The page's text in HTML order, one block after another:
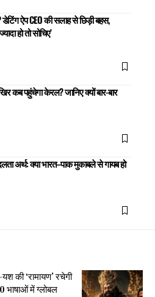
डेटिंग ऐप CEO की सलाह से छिड़ी बहस,
हो तो सोचिए’
कब पहुंचेगा केरल? जानिए क्यों बार-बार
अर्थ: क्या भारत–पाक मुकाबले से गायब हो
की ‘रामायण’ रचेगी
भाषाओं में ग्लोबल